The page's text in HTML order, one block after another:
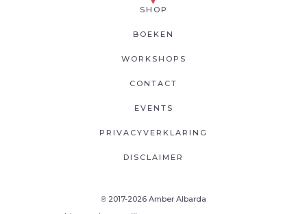
SHOP
BOEKEN
WORKSHOPS
CONTACT
EVENTS
PRIVACYVERKLARING
DISCLAIMER
® 2017-2026 Amber Albarda